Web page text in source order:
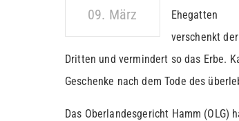
09. März
Ehegatten
verschenkt
Dritten und vermindert so das Erbe.
Geschenke nach dem Tode des
Das Oberlandesgericht Hamm